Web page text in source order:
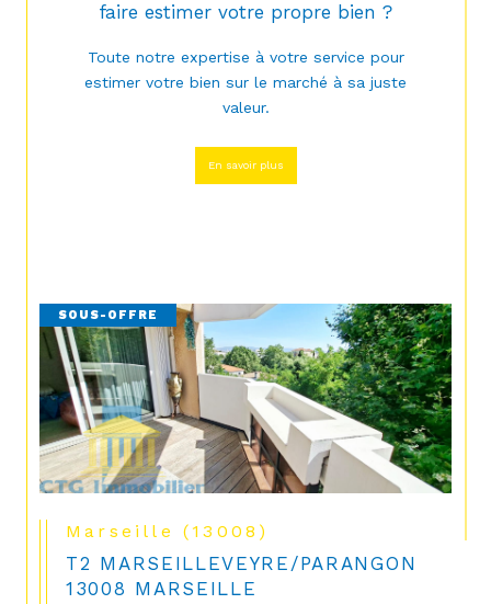
faire estimer votre propre bien ?
Toute notre expertise à votre service pour
estimer votre bien sur le marché à sa juste
valeur.
En savoir plus
SOUS-OFFRE
Marseille (13008)
T2 MARSEILLEVEYRE/PARANGON
13008 MARSEILLE